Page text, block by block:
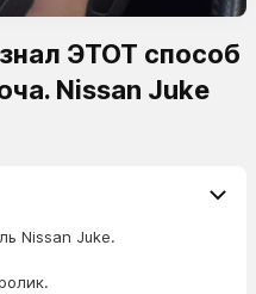
ЭТОТ способ
Nissan Juke
Nissan Juke.